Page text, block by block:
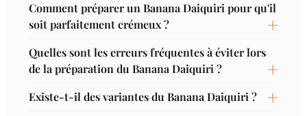
Comment préparer un Banana Daiquiri pour qu'il
soit parfaitement crémeux ?
Quelles sont les erreurs fréquentes à éviter lors
de la préparation du Banana Daiquiri ?
Existe-t-il des variantes du Banana Daiquiri ?